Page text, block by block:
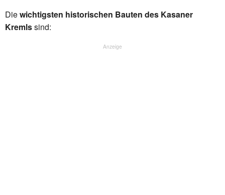
Diewichtigsten historischen Bauten des Kasaner
Kremlssind:
Anzeige